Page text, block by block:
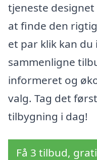
tjeneste
at finde den
et par klik kan
sammenligne
informeret og
valg. Tag det
tilbygning i dag!
Få 3 tilbud,